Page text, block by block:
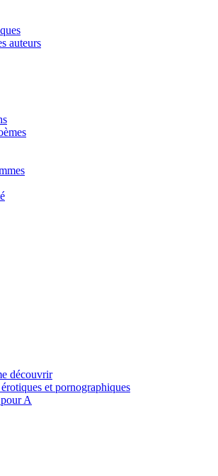
auteurs
découvrir
et pornographiques
A